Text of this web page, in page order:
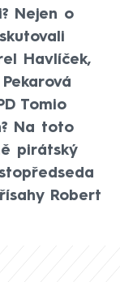
Nejen o
Havlíček,
Tomio
Na toto
pirátský
Robert